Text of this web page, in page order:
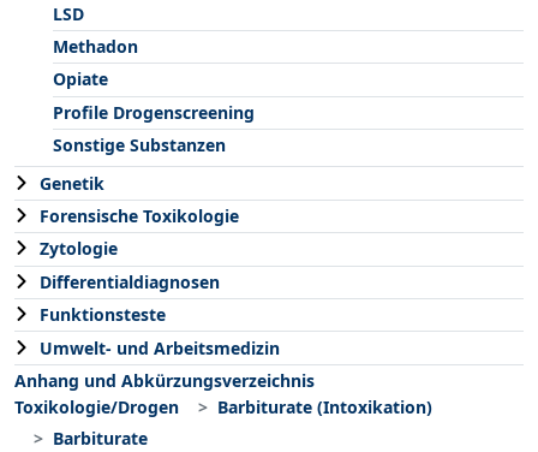
LSD
Methadon
Opiate
Profile Drogenscreening
Sonstige Substanzen
Genetik
Forensische Toxikologie
Zytologie
Differentialdiagnosen
Funktionsteste
Umwelt- und Arbeitsmedizin
Anhang und Abkürzungsverzeichnis
Toxikologie/Drogen
Barbiturate (Intoxikation)
Barbiturate